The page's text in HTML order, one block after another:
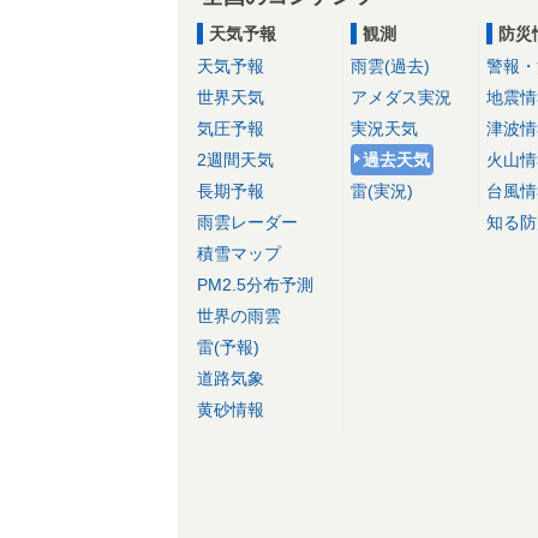
天気予報
天気予報
世界天気
気圧予報
2週間天気
長期予報
雨雲レーダー
積雪マップ
PM2.5分布予測
世界の雨雲
雷(予報)
道路気象
黄砂情報
観測
雨雲(過去)
アメダス実況
実況天気
過去天気
雷(実況)
防災
警報
地震
津波
火山
台風
知る